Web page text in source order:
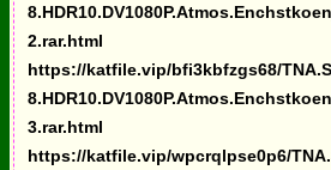
2.rar.html
https://katfile.vip/bfi3kbfzgs68/
3.rar.html
https://katfile.vip/wpcrqlpse0p6/